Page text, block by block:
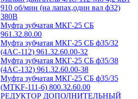
910 об/мин (на лапах,один вал ф32)
380В
Муфта зубчатая МКГ-25 СБ
961.32.80.00
Муфта зубчатая МКГ-25 СБ ф35/32
(4AC-112) 961.32.60.00-32
Муфта зубчатая МКГ-25 СБ ф35/38
(4AC-132) 961.32.60.00-38
Муфта зубчатая МКГ-25 СБ ф35/35
(MTKF-111-6) 800.32.60.00
РЕДУКТОР ДОПОЛНИТЕЛЬНЫЙ